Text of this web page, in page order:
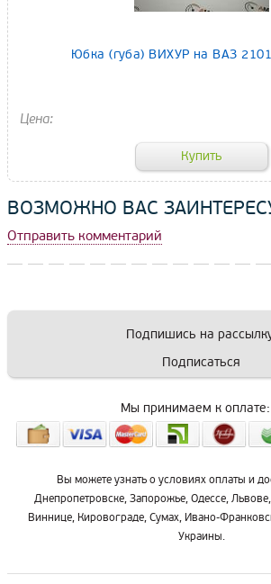
Юбка (губа) ВИХУР на ВАЗ
ВОЗМОЖНО ВАС
Отправить комментарий
Подпишись на
Подписаться
Мы принимаем к оплате:
Вы можете узнать о условиях оплаты и
Днепропетровске, Запорожье, Одессе,
Виннице, Кировограде, Сумах, Ивано-
Украины.